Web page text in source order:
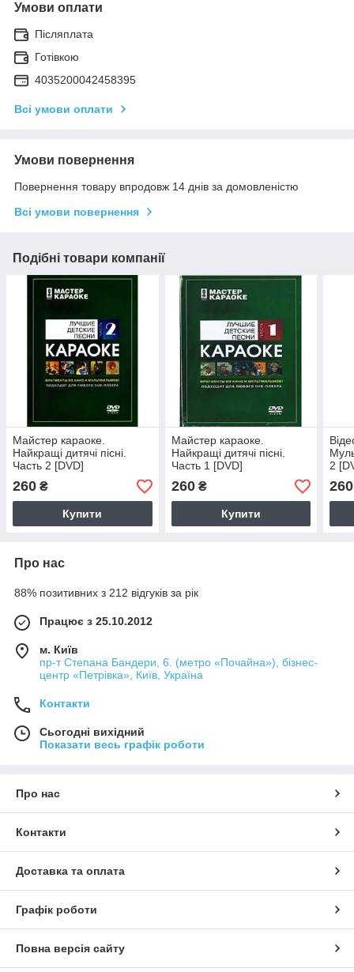
Умови оплати
Післяплата
Готівкою
4035200042458395
Всі умови оплати
Умови повернення
Повернення товару впродовж 14 днів за домовленістю
Всі умови повернення
Подібні товари компанії
Майстер караоке.
Найкращі дитячі пісні.
Часть 2 [DVD]
260 ₴
Купити
Майстер караоке.
Найкращі дитячі пісні.
Часть 1 [DVD]
260₴
Купити
2
260
Про нас
88% позитивних з 212 відгуків за рік
Працює з 25.10.2012
м. Київ
пр-т Степана Бандери, 6. (метро «Почайна»), бізнес-
центр «Петрівка», Київ, Україна
Контакти
Сьогодні вихідний
Показати весь графік роботи
Про нас
Контакти
Доставка та оплата
Графік роботи
Повна версія сайту